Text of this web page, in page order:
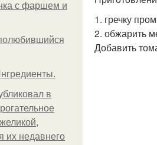
с фаршем и
в
их недавнего
1. гречку
2. обжарить
Добавить